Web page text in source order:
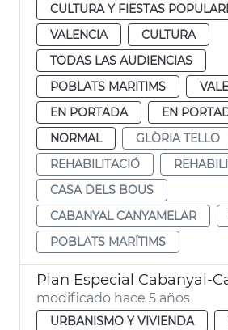
CULTURA Y FIESTAS
VALENCIA
CULTURA
TODAS LAS AUDIENCIAS
POBLATS MARITIMS
EN PORTADA
EN
NORMAL
GLÒRIA TELLO
REHABILITACIÓ
CASA DELS BOUS
CABANYAL CANYAMELAR
POBLATS MARÍTIMS
Plan Especial Cabanyal-
modificado hace 5 años
URBANISMO Y VIVIENDA